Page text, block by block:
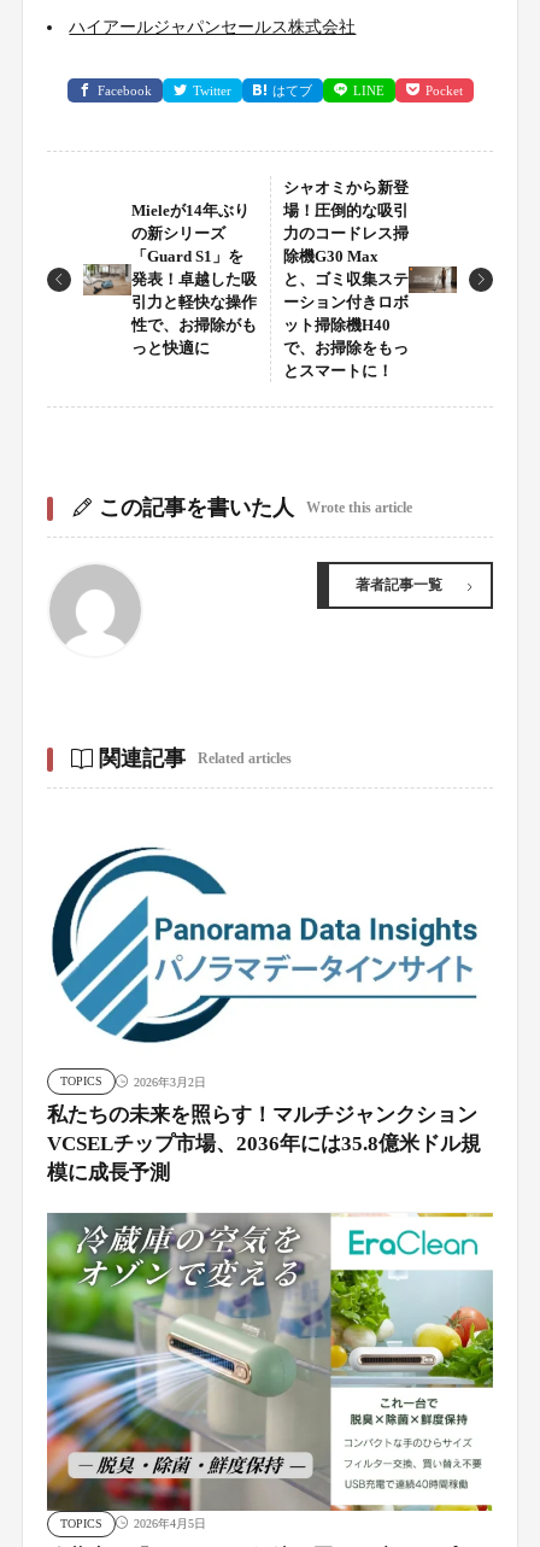
ハイアールジャパンセールス株式会社
Facebook Twitter はてブ LINE Pocket
Mieleが14年ぶり
の新シリーズ
「Guard S1」を
発表！卓越した吸
引力と軽快な操作
性で、お掃除がも
っと快適に
シャオミから新登
場！圧倒的な吸引
力のコードレス掃
除機G30 Max
と、ゴミ収集ステ
ーション付きロボ
ット掃除機H40
で、お掃除をもっ
とスマートに！
この記事を書いた人 Wrote this article
著者記事一覧
関連記事 Related articles
TOPICS 2026年3月2日
私たちの未来を照らす！マルチジャンクション
VCSELチップ市場、2036年には35.8億米ドル規
模に成長予測
TOPICS 2026年4月5日